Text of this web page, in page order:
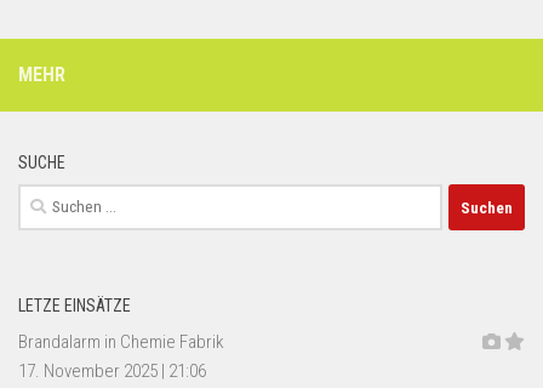
MEHR
SUCHE
Suchen
nach:
LETZE EINSÄTZE
Brandalarm in Chemie Fabrik
17. November 2025 | 21:06